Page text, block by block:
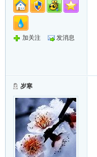
加关注 发消息
岁寒